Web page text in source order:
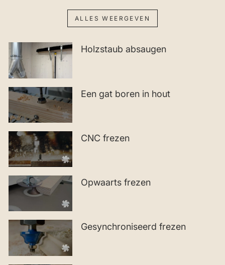
ALLES WEERGEVEN
Holzstaub absaugen
Een gat boren in hout
CNC frezen
Opwaarts frezen
Gesynchroniseerd frezen